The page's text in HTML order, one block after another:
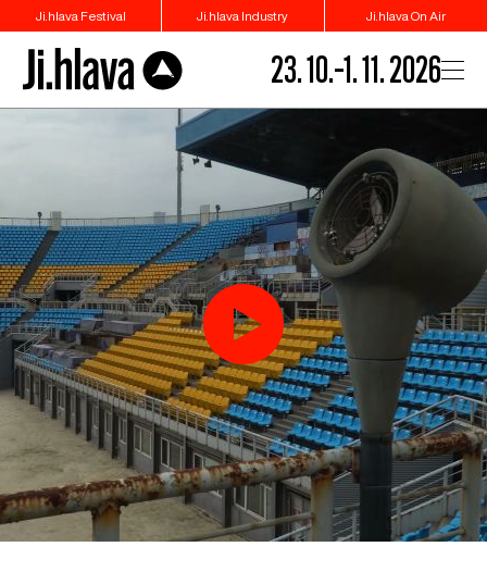
Ji.hlava Festival Ji.hlava Industry Ji.hlava On Air
23. 10.–1. 11. 2026